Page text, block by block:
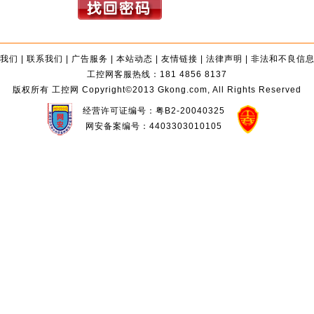
们 | 联系我们 | 广告服务 | 本站动态 | 友情链接 | 法律声明 | 非法和不良信
工控网客服热线：181 4856 8137
版权所有 工控网 Copyright©2013 Gkong.com, All Rights Reserved
经营许可证编号：粤B2-20040325
网安备案编号：4403303010105